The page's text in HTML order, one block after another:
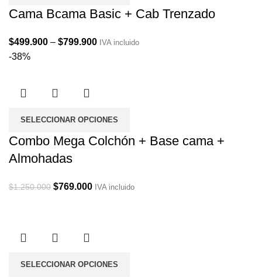
Cama Bcama Basic + Cab Trenzado
$499.900 – $799.900Price
IVA incluido
-38%
SELECCIONAR OPCIONES
Combo Mega Colchón + Base cama +
Almohadas
$1.250.000 Original
$769.000Current
IVA incluido
SELECCIONAR OPCIONES